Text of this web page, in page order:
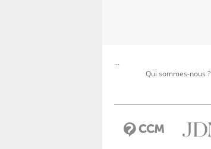
...
Qui sommes-nous ?